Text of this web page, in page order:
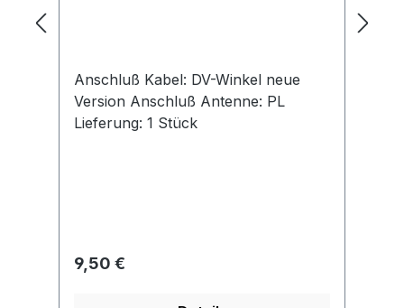
Anschluß Kabel: DV-Winkel neue
Version Anschluß Antenne: PL
Lieferung: 1 Stück
Regulärer Preis:
9,50 €